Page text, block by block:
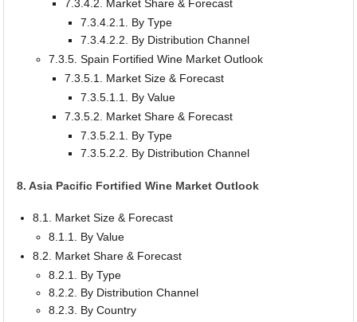
7.3.4.2. Market Share & Forecast
7.3.4.2.1. By Type
7.3.4.2.2. By Distribution Channel
7.3.5. Spain Fortified Wine Market Outlook
7.3.5.1. Market Size & Forecast
7.3.5.1.1. By Value
7.3.5.2. Market Share & Forecast
7.3.5.2.1. By Type
7.3.5.2.2. By Distribution Channel
8. Asia Pacific Fortified Wine Market Outlook
8.1. Market Size & Forecast
8.1.1. By Value
8.2. Market Share & Forecast
8.2.1. By Type
8.2.2. By Distribution Channel
8.2.3. By Country